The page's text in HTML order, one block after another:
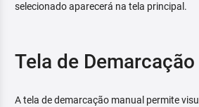
selecionado aparecerá na tela principal.
Tela de Demarcação
A tela de demarcação manual permite